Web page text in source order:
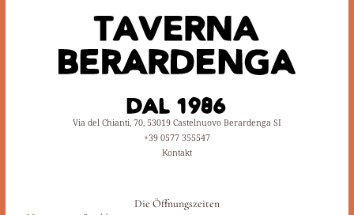
Via del Chianti, 70, 53019 Castelnuovo Berardenga SI
+39 0577 355547
Kontakt
Die Öffnungszeiten